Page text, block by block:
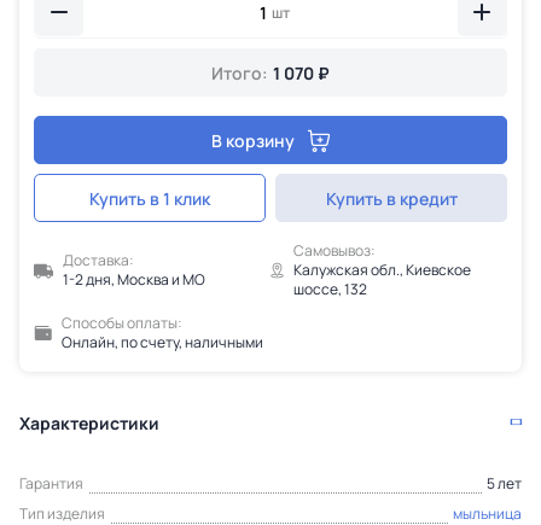
шт
Итого: 1 070 ₽
В корзину
Купить в 1 клик Купить в кредит
Доставка:
1-2 дня, Москва и МО
Самовывоз:
Калужская обл., Киевское
шоссе, 132
Способы оплаты:
Онлайн, по счету, наличными
Характеристики
Гарантия
5 лет
Тип изделия
мыльница